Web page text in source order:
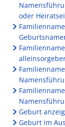
oder
Geburt
Geburt im